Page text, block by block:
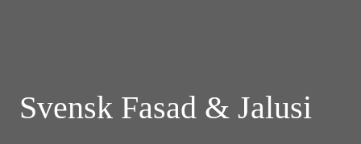
Svensk Fasad & Jalusi